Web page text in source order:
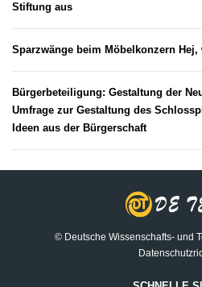
Stiftung aus
Sparzwänge beim Möbelkonzern
Bürgerbeteiligung: Gestaltung der
Umfrage zur Gestaltung des
Ideen aus der Bürgerschaft
© Deutsche Wissenschafts- und